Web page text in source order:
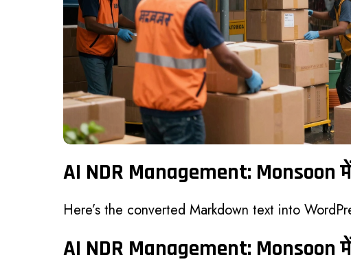
AI NDR Management: Monsoon
Here’s the converted Markdown text into
AI NDR Management: Monsoon